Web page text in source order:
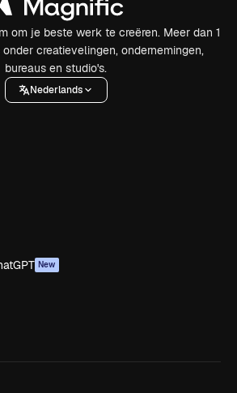
om je beste werk te creëren. Meer dan 1
creatievelingen, ondernemingen,
bureaus en studio's.
Nederlands
New